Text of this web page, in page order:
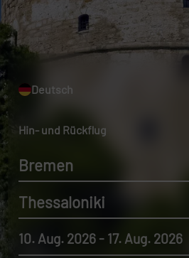
Deutsch
Hin- und Rückflug
Bremen
Thessaloniki
10. Aug. 2026 - 17. Aug. 2026